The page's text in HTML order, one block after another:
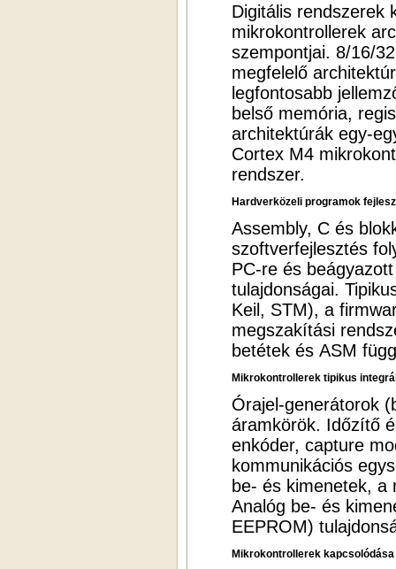
Digitális rendszerek
mikrokontrollerek
szempontjai. 8/16/
megfelelő
legfontosabb
belső memória,
architektúrák egy-
Cortex M4
rendszer.
Hardverközeli programok
Assembly, C és
szoftverfejlesztés
PC-re és
tulajdonságai.
Keil, STM), a
megszakítási
betétek és ASM
Mikrokontrollerek tipikus
Órajel-generátorok
áramkörök. Időzítő
enkóder, capture
kommunikációs
be- és kimenetek, a
Analóg be- és
EEPROM)
Mikrokontrollerek